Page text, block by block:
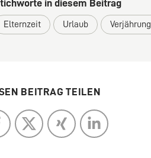
in diesem Beitrag
Elternzeit Urlaub Verjährung
BEITRAG TEILEN